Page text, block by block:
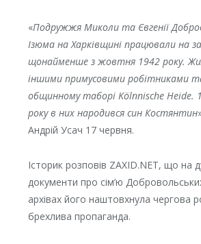
«Подружжя Миколи та Євгенії
Ізюма на Харківщині працювали на
щонайменше з жовтня 1942 року.
іншими примусовими робітниками
общинному таборі Kölnnische Heide.
року в них народився син Костянтин
Андрій Усач 17 червня.
Історик розповів ZAXID.NET, що на
документи про сім’ю
архівах його наштовхнула чергова
брехлива пропаганда.